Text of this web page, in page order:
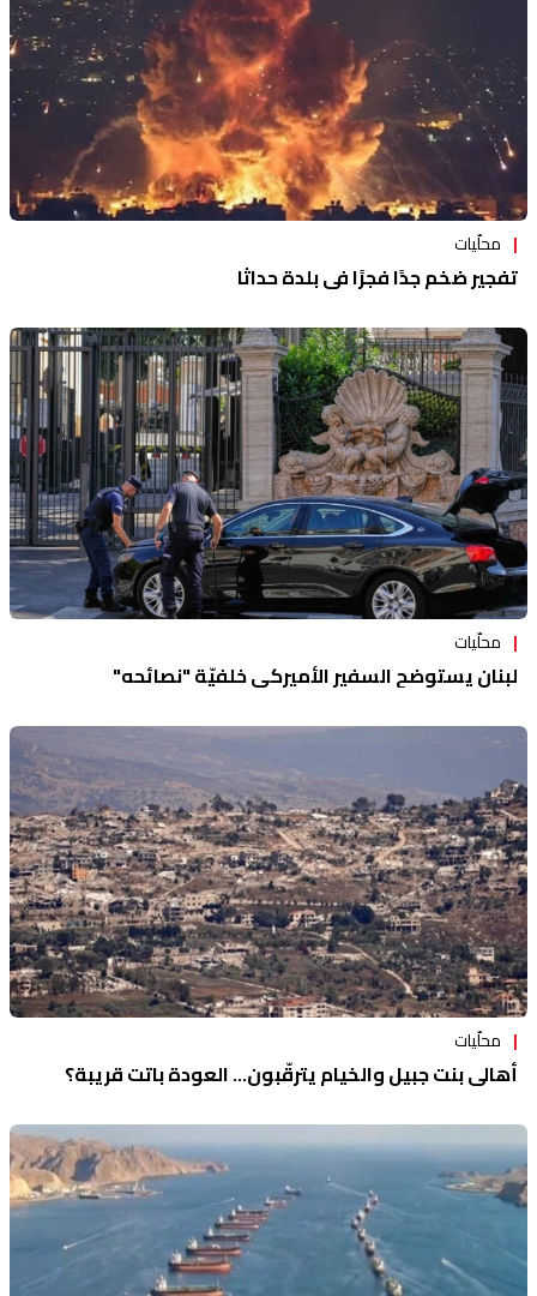
محلّيات
تفجير ضخم جدًا فجرًا في بلدة حداثا
محلّيات
لبنان يستوضح السفير الأميركي خلفيّة "نصائحه"
محلّيات
أهالي بنت جبيل والخيام يترقّبون... العودة باتت قريبة؟